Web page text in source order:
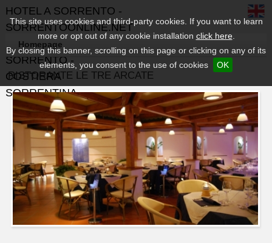
This site uses cookies and third-party cookies. If you want to learn
more or opt out of any cookie installation click here.
By closing this banner, scrolling on this page or clicking on any of its
elements, you consent to the use of cookies
OK
HOTEL A SORRENTO -
SORRENTOONLINE.NET
- GUIDA TURISTICA DI
SORRENTO -
COSTIERA
SORRENTINA
Homepage
RISTORANTE LE TRE ARCATE